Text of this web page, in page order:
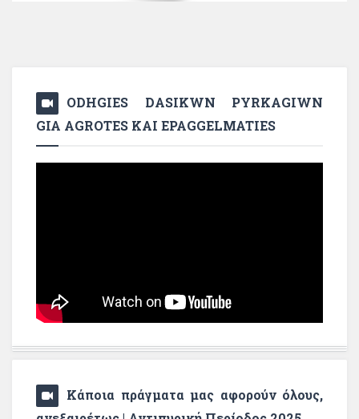
ODHGIES DASIKWN PYRKAGIWN
GIA AGROTES KAI EPAGGELMATIES
Κάποια πράγματα μας αφορούν όλους,